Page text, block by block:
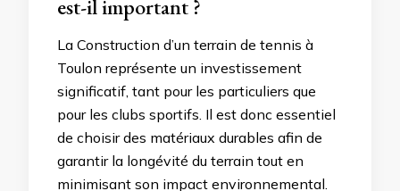
est-il important ?
La Construction d’un terrain de tennis à
Toulon représente un investissement
significatif, tant pour les particuliers que
pour les clubs sportifs. Il est donc essentiel
de choisir des matériaux durables afin de
garantir la longévité du terrain tout en
minimisant son impact environnemental.